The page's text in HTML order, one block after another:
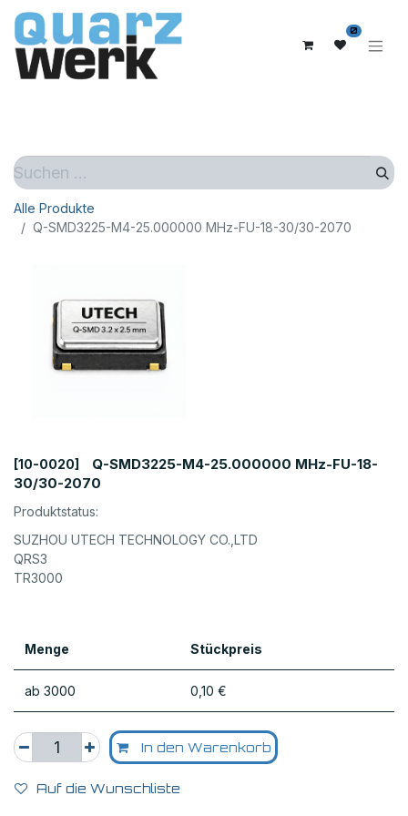
0
Alle Produkte
Q-SMD3225-M4-25.000000 MHz-FU-18-30/30-2070
[10-0020]
Q-SMD3225-M4-25.000000 MHz-FU-18-
30/30-2070
Produktstatus:
SUZHOU UTECH TECHNOLOGY CO.,LTD
QRS3
TR3000
Menge Stückpreis
ab 3000 0,10 €
In den Warenkorb
Auf die Wunschliste